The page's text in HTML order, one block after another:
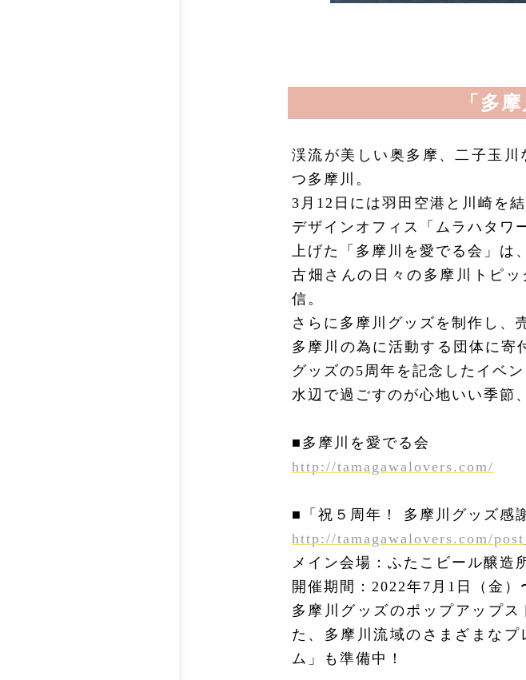
「多
渓流が美しい奥多摩、二子玉
つ多摩川。
3月12日には羽田空港と川崎を
デザインオフィス「ムラハタワ
上げた「多摩川を愛でる会」は、
古畑さんの日々の多摩川トピ
信。
さらに多摩川グッズを制作し、
多摩川の為に活動する団体に寄
グッズの5周年を記念したイベ
水辺で過ごすのが心地いい季節
■多摩川を愛でる会
http://tamagawalovers.com/
■「祝５周年！ 多摩川グッズ感
http://tamagawalovers.com/
メイン会場：ふたこビール醸造
開催期間：2022年7月1日（金）
多摩川グッズのポップアップ
た、多摩川流域のさまざまな
ム」も準備中！